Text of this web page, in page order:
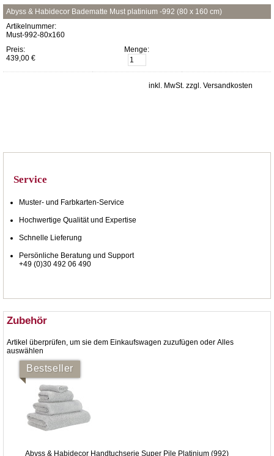
Abyss & Habidecor Badematte Must platinium -992 (80 x 160 cm)
Artikelnummer:
Must-992-80x160
Preis:
439,00 €
Menge:
inkl. MwSt. zzgl. Versandkosten
Service
Muster- und Farbkarten-Service
Hochwertige Qualität und Expertise
Schnelle Lieferung
Persönliche Beratung und Support
+49 (0)30 492 06 490
Zubehör
Artikel überprüfen, um sie dem Einkaufswagen zuzufügen oder Alles
auswählen
Bestseller
Abyss & Habidecor Handtuchserie Super Pile Platinium (992)